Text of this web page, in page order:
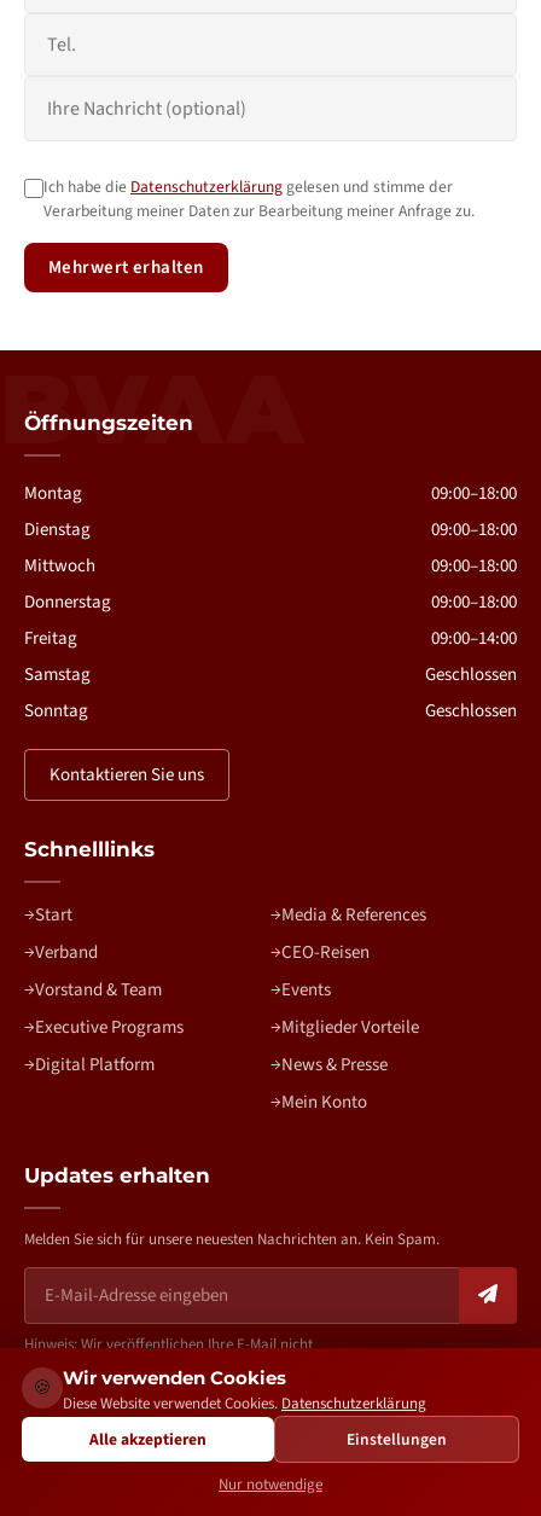
Ich habe die Datenschutzerklärung gelesen und stimme der
Verarbeitung meiner Daten zur Bearbeitung meiner Anfrage zu.
Mehrwert erhalten
BVAA
Öffnungszeiten
Montag
09:00–18:00
Dienstag
09:00–18:00
Mittwoch
09:00–18:00
Donnerstag
09:00–18:00
Freitag
09:00–14:00
Samstag
Geschlossen
Sonntag
Geschlossen
Kontaktieren Sie uns
Schnelllinks
Start
Verband
Vorstand & Team
Executive Programs
Digital Platform
Media & References
CEO-Reisen
Events
Mitglieder Vorteile
News & Presse
Mein Konto
Updates erhalten
Melden Sie sich für unsere neuesten Nachrichten an. Kein Spam.
Hinweis: Wir veröffentlichen Ihre E-Mail nicht
bv-aa.de – Copyright 2026. All rights reserved. | Created by
Growth Partners
🍪
Wir verwenden Cookies
Diese Website verwendet Cookies. Datenschutzerklärung
Alle akzeptieren Einstellungen
Nur notwendige